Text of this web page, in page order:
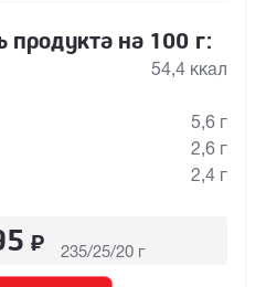
продукта на 100 г:
54,4 ккал
5,6 г
2,6 г
2,4 г
₽ 235/25/20 г